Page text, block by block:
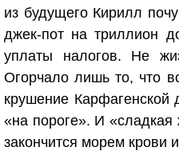
из будущего Кирилл
джек-пот на триллион
уплаты налогов. Не
Огорчало лишь то, что
крушение
«на пороге». И
закончится морем крови